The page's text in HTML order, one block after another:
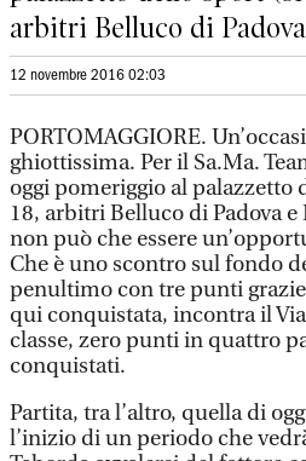
arbitri Belluco di
12 novembre 2016 02:03
PORTOMAGGIORE.
ghiottissima. Per il Sa.Ma.
oggi pomeriggio al palazzetto
18, arbitri Belluco di Padova e
non può che essere
Che è uno scontro sul fondo
penultimo con tre punti
qui conquistata, incontra il
classe, zero punti in quattro
conquistati.
Partita, tra l’altro, quella di
l’inizio di un periodo che